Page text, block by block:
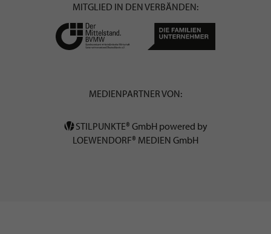
MITGLIED IN DEN VERBÄNDEN:
MEDIENPARTNER VON:
STILPUNKTE® GmbH powered by
LOEWENDORF® MEDIEN GmbH